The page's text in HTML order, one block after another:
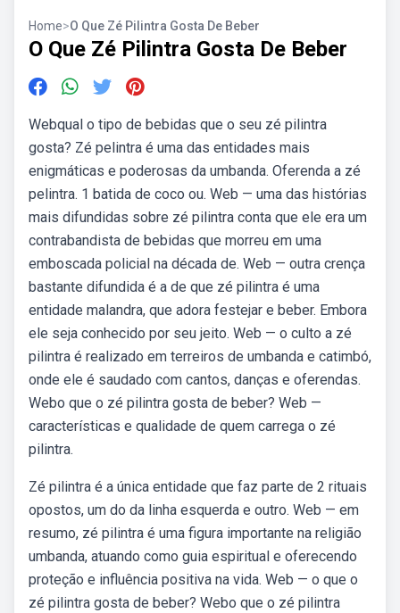
Home>O Que Zé Pilintra Gosta De Beber
O Que Zé Pilintra Gosta De Beber
Webqual o tipo de bebidas que o seu zé pilintra
gosta? Zé pelintra é uma das entidades mais
enigmáticas e poderosas da umbanda. Oferenda a zé
pelintra. 1 batida de coco ou. Web — uma das histórias
mais difundidas sobre zé pilintra conta que ele era um
contrabandista de bebidas que morreu em uma
emboscada policial na década de. Web — outra crença
bastante difundida é a de que zé pilintra é uma
entidade malandra, que adora festejar e beber. Embora
ele seja conhecido por seu jeito. Web — o culto a zé
pilintra é realizado em terreiros de umbanda e catimbó,
onde ele é saudado com cantos, danças e oferendas.
Webo que o zé pilintra gosta de beber? Web —
características e qualidade de quem carrega o zé
pilintra.
Zé pilintra é a única entidade que faz parte de 2 rituais
opostos, um do da linha esquerda e outro. Web — em
resumo, zé pilintra é uma figura importante na religião
umbanda, atuando como guia espiritual e oferecendo
proteção e influência positiva na vida. Web — o que o
zé pilintra gosta de beber? Webo que o zé pilintra